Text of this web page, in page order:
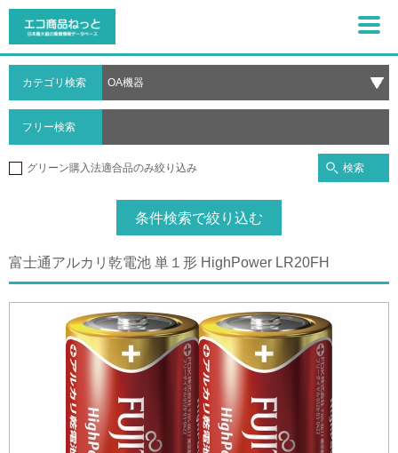
カテゴリ検索
フリー検索
グリーン購入法適合品のみ絞り込み 検索
条件検索で絞り込む
富士通アルカリ乾電池 単１形 HighPower LR20FH